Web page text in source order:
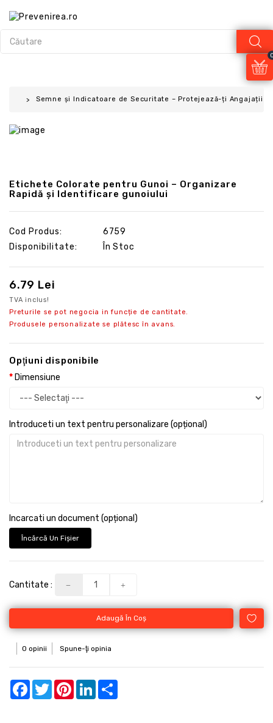
Semne și Indicatoare de Securitate – Protejează-ți Angajații
Etichete Colorate pentru Gunoi – Organizare
Rapidă și Identificare gunoiului
Cod Produs:
6759
Disponibilitate:
În Stoc
6.79 Lei
TVA inclus!
Preturile se pot negocia in funcție de cantitate.
Produsele personalizate se plătesc în avans.
Opţiuni disponibile
Dimensiune
Introduceti un text pentru personalizare (opțional)
Incarcati un document (opțional)
Încărcă Un Fişier
Cantitate :
Adaugă În Coş
0 opinii Spune-ţi opinia
Facebook
TwitterPinterestLinkedIn